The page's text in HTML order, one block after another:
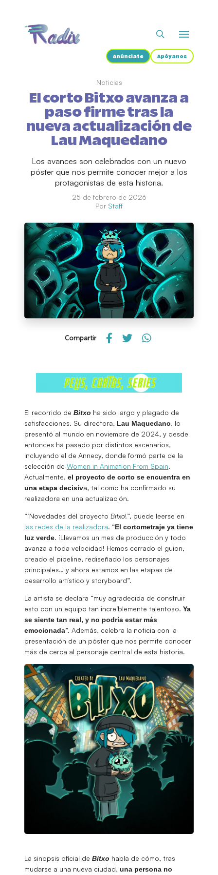
Anúnciate Apóyanos
Noticias
El corto Bitxo avanza a
paso firme tras la
nueva actualización de
Lau Maquedano
Los avances son celebrados con un nuevo
póster que nos permite conocer mejor a los
protagonistas de esta historia.
25 de febrero de 2026
Por Staff
Compartir
El recorrido de Bitxo ha sido largo y plagado de
satisfacciones. Su directora, Lau Maquedano, lo
presentó al mundo en noviembre de 2024, y desde
entonces ha pasado por distintos escenarios,
incluyendo el de Annecy, donde formó parte de la
selección de Women in Animation From Spain.
Actualmente, el proyecto de corto se encuentra en
una etapa decisiva, tal como ha confirmado su
realizadora en una actualización.
“¡Novedades del proyecto Bitxo!”, puede leerse en
las redes de la realizadora. “El cortometraje ya tiene
luz verde. ¡Llevamos un mes de producción y todo
avanza a toda velocidad! Hemos cerrado el guion,
creado el pipeline, rediseñado los personajes
principales… y ahora estamos en las etapas de
desarrollo artístico y storyboard”.
La artista se declara “muy agradecida de construir
esto con un equipo tan increíblemente talentoso. Ya
se siente tan real, y no podría estar más
emocionada”. Además, celebra la noticia con la
presentación de un póster que nos permite conocer
más de cerca al personaje central de esta historia.
La sinopsis oficial de Bitxo habla de cómo, tras
mudarse a una nueva ciudad, una persona no